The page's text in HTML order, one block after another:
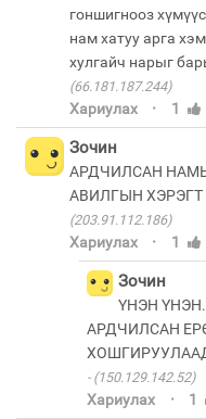
гоншигнооз
нам хатуу арга
хулгайч нарыг
(66.181.187.244)
Хариулах · 1
Зочин
АРДЧИЛСАН
АВИЛГЫН
(203.91.112.186)
Хариулах · 1
Зочин
ҮНЭН
АРДЧИЛСАН
(150.129.142.52)
Хариулах · 1